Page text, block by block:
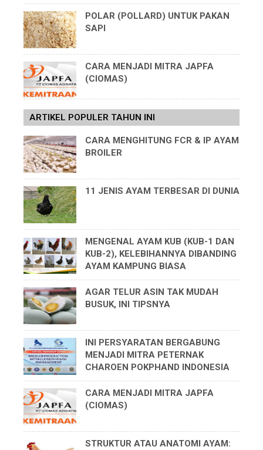
POLAR (POLLARD) UNTUK PAKAN
SAPI
CARA MENJADI MITRA JAPFA
(CIOMAS)
ARTIKEL POPULER TAHUN INI
CARA MENGHITUNG FCR & IP AYAM
BROILER
11 JENIS AYAM TERBESAR DI DUNIA
MENGENAL AYAM KUB (KUB-1 DAN
KUB-2), KELEBIHANNYA DIBANDING
AYAM KAMPUNG BIASA
AGAR TELUR ASIN TAK MUDAH
BUSUK, INI TIPSNYA
INI PERSYARATAN BERGABUNG
MENJADI MITRA PETERNAK
CHAROEN POKPHAND INDONESIA
CARA MENJADI MITRA JAPFA
(CIOMAS)
STRUKTUR ATAU ANATOMI AYAM: